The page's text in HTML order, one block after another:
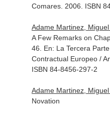
Comares. 2006. ISBN
Adame Martinez, Miguel
A Few Remarks on
46. En: La Tercera
Contractual Europeo /
ISBN 84-8456-297-2
Adame Martinez, Miguel
Novation